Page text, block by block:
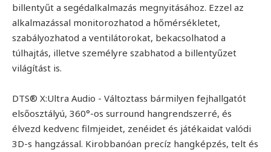
billentyűt a segédalkalmazás megnyitásához. Ezzel az
alkalmazással monitorozhatod a hőmérsékletet,
szabályozhatod a ventilátorokat, bekacsolhatod a
túlhajtás, illetve személyre szabhatod a billentyűzet
világítást is.
DTS® X:Ultra Audio - Változtass bármilyen fejhallgatót
elsőosztályú, 360°-os surround hangrendszerré, és
élvezd kedvenc filmjeidet, zenéidet és játékaidat valódi
3D-s hangzással. Kirobbanóan precíz hangképzés, telt és